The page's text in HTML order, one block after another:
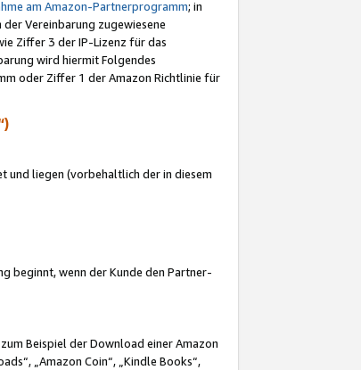
am Amazon-Partnerprogramm; in
Vereinbarung zugewiesene
Ziffer 3 der IP-Lizenz für das
wird hiermit Folgendes
oder Ziffer 1 der Amazon Richtlinie für
und liegen (vorbehaltlich der in diesem
beginnt, wenn der Kunde den Partner-
Beispiel der Download einer Amazon
„Amazon Coin“, „Kindle Books“,